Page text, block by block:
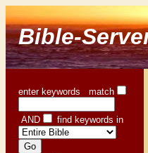
Bible-
enter keywords match
AND find keywords in